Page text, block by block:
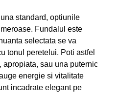
standard, optiunile
Fundalul este
selectata se va
tonul peretelui. Poti astfel
sau una puternic
energie si vitalitate
incadrate elegant pe